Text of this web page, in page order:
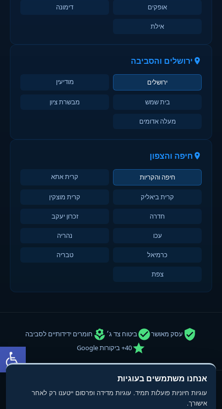
פתח
אופקים דימונה
אילת
ירושלים והסביבה
ירושלים מודיעין
בית שמש מבשרת ציון
מעלה אדומים
חיפה והצפון
חיפה והקריות קרית אתא
קרית ביאליק קרית מוצקין
חדרה זכרון יעקב
עכו נהריה
כרמיאל טבריה
צפת
עסק מאושר ביטוח צד ג׳
חומרים ידידותיים לסביבה
40+ ביקורות Google
תנאי שימוש מדיניות פרטיות הצהרת נגישות
אנחנו משתמשים בעוגיות
עוגיות חיוניות פועלות תמיד. עוגיות מדידה ופרסום ייטענו רק לאחר
אישורך.